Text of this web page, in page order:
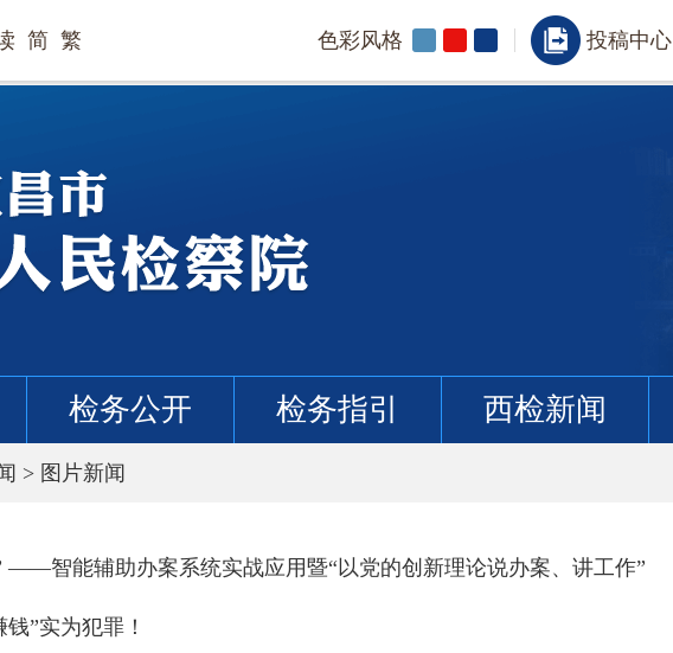
简 繁 色彩风格 投稿中心
检务公开 检务指引 西检新闻
> 图片新闻
——智能辅助办案系统实战应用暨“以党的创新理论说办案、讲工作”
”实为犯罪！